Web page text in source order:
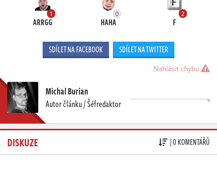
1
ARRGG
0
HAHA
2
F
SDÍLET NA FACEBOOK SDÍLET NA TWITTER
Nahlásit chybu
Michal Burian
Autor článku / Šéfredaktor
DISKUZE | 0 KOMENTÁŘŮ